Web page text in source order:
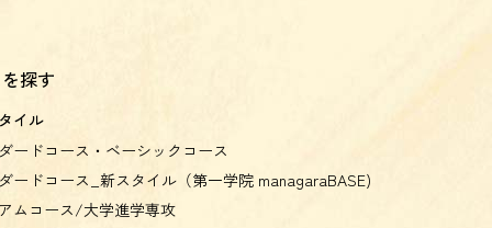
探す
イル
ードコース・ベーシックコース
ードコース_新スタイル（第一学院 managaraBASE)
ムコース/大学進学専攻